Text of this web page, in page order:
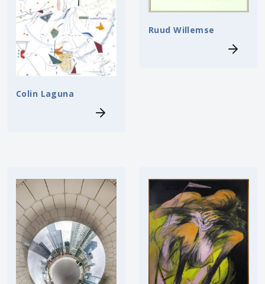
Colin Laguna
Ruud Willemse